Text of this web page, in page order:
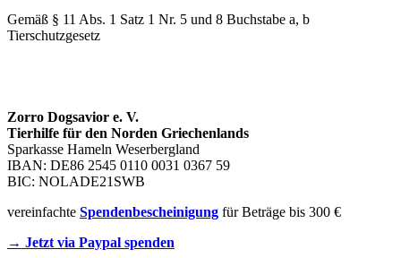
Gemäß § 11 Abs. 1 Satz 1 Nr. 5 und 8 Buchstabe a, b
Tierschutzgesetz
Zorro Dogsavior e. V.
Tierhilfe für den Norden Griechenlands
Sparkasse Hameln Weserbergland
IBAN: DE86 2545 0110 0031 0367 59
BIC: NOLADE21SWB
vereinfachte Spendenbescheinigung für Beträge bis 300 €
→ Jetzt via Paypal spenden